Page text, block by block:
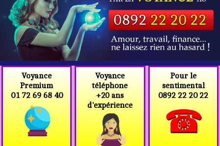
Voyance
Premium
01 72 69 68 40
Voyance
téléphone
+20 ans
d'expérience
Pour le
sentimental
0892 22 20 22